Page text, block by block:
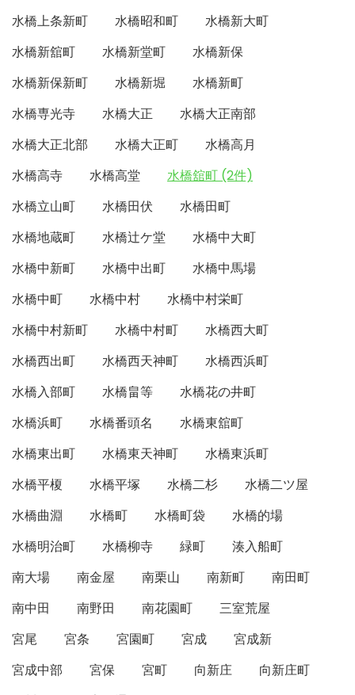
水橋上条新町
水橋昭和町
水橋新大町
水橋新舘町
水橋新堂町
水橋新保
水橋新保新町
水橋新堀
水橋新町
水橋専光寺
水橋大正
水橋大正南部
水橋大正北部
水橋大正町
水橋高月
水橋高寺
水橋高堂
水橋舘町 (2件)
水橋立山町
水橋田伏
水橋田町
水橋地蔵町
水橋辻ケ堂
水橋中大町
水橋中新町
水橋中出町
水橋中馬場
水橋中町
水橋中村
水橋中村栄町
水橋中村新町
水橋中村町
水橋西大町
水橋西出町
水橋西天神町
水橋西浜町
水橋入部町
水橋畠等
水橋花の井町
水橋浜町
水橋番頭名
水橋東舘町
水橋東出町
水橋東天神町
水橋東浜町
水橋平榎
水橋平塚 水橋二杉
水橋二ツ屋
水橋曲淵
水橋町 水橋町袋
水橋的場
水橋明治町
水橋柳寺 緑町
湊入船町
南大場
南金屋 南栗山 南新町
南田町
南中田
南野田 南花園町
三室荒屋
宮尾
宮条 宮園町 宮成
宮成新
宮成中部
宮保 宮町 向新庄
向新庄町